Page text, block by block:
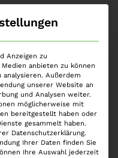
zur
im
einer
folgen?
Anzeigen zu
anbieten zu können
Außerdem
unserer Website an
und Analysen weiter.
möglicherweise mit
bereitgestellt haben oder
gesammelt haben.
Datenschutzerklärung.
Ihrer Daten finden Sie
Ihre Auswahl jederzeit